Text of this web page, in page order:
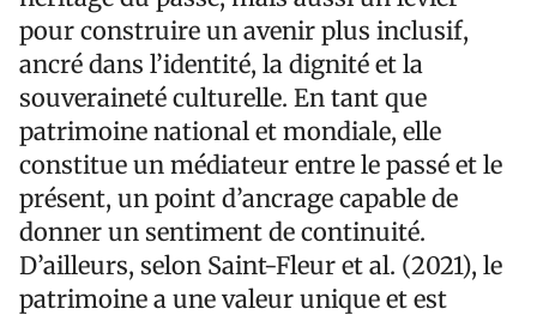
pour construire un avenir plus inclusif,
ancré dans l’identité, la dignité et la
souveraineté culturelle. En tant que
patrimoine national et mondiale, elle
constitue un médiateur entre le passé et le
présent, un point d’ancrage capable de
donner un sentiment de continuité.
D’ailleurs, selon Saint-Fleur et al. (2021), le
patrimoine a une valeur unique et est